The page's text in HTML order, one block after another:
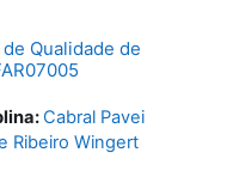
Qualidade de
Cabral Pavei
Ribeiro Wingert